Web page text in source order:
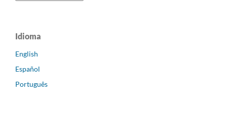
Idioma
English
Español
Português